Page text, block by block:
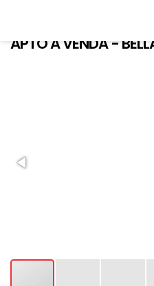
APTO A VENDA -